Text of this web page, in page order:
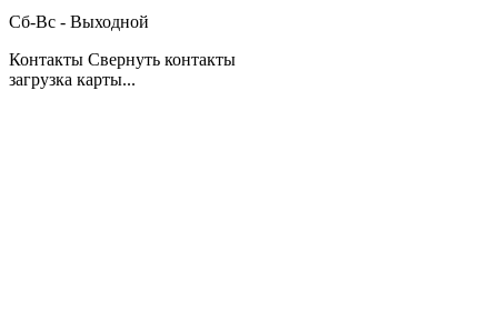
Сб-Вс - Выходной
Контакты Свернуть контакты
загрузка карты...